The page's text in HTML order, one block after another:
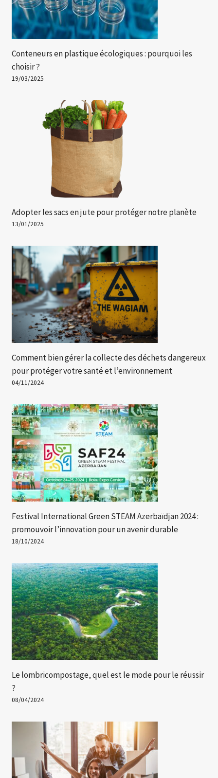
Conteneurs en plastique écologiques : pourquoi les
choisir ?
19/03/2025
Adopter les sacs en jute pour protéger notre planète
13/01/2025
Comment bien gérer la collecte des déchets dangereux
pour protéger votre santé et l’environnement
04/11/2024
Festival International Green STEAM Azerbaïdjan 2024 :
promouvoir l’innovation pour un avenir durable
18/10/2024
Le lombricompostage, quel est le mode pour le réussir
?
08/04/2024